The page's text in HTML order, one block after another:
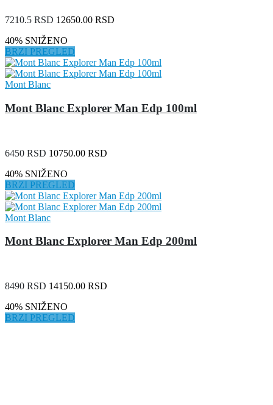
7210.5 RSD 12650.00 RSD
40% SNIŽENO
BRZI PREGLED
Mont Blanc
Mont Blanc Explorer Man Edp 100ml
6450 RSD 10750.00 RSD
40% SNIŽENO
BRZI PREGLED
Mont Blanc
Mont Blanc Explorer Man Edp 200ml
8490 RSD 14150.00 RSD
40% SNIŽENO
BRZI PREGLED